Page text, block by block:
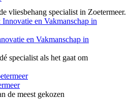
en Vakmanschap in
specialist als het gaat om
de meest gekozen